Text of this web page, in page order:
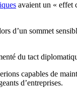
avaient un « effet
d’un sommet
du tact
capables de
d’entreprises.